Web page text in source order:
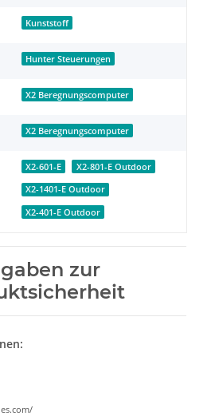
Kunststoff
Hunter Steuerungen
X2 Beregnungscomputer
X2 Beregnungscomputer
X2-601-E X2-801-E Outdoor
X2-1401-E Outdoor
X2-401-E Outdoor
zur